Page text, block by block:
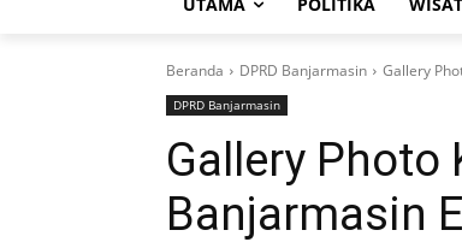
Beranda DPRD Banjarmasin Gallery
DPRD Banjarmasin
Gallery Photo
Banjarmasin